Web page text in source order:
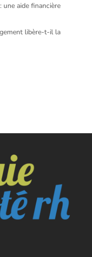
aide financière
libère-t-il la